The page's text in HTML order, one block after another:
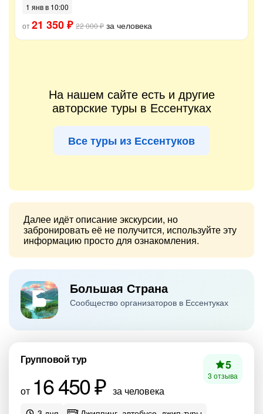
1 янв в 10:00
от21 350 ₽ 22 000 ₽ за человека
На нашем сайте есть и другие
авторские туры в Ессентуках
Все туры из Ессентуков
Далее идёт описание экскурсии, но
забронировать её не получится, используйте эту
информацию просто для ознакомления.
Большая Страна
Сообщество организаторов в Ессентуках
Групповой тур
от 16 450 ₽ за человека
5
3 отзыва